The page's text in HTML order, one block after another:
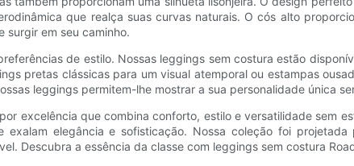
que realça suas curvas naturais. O cós alto
surgir em seu caminho.
de estilo. Nossas leggings sem costura estão
pretas clássicas para um visual atemporal ou estampas
leggings permitem-lhe mostrar a sua personalidade única
excelência que combina conforto, estilo e versatilidade sem
elegância e sofisticação. Nossa coleção foi
Descubra a essência da classe com leggings sem costura